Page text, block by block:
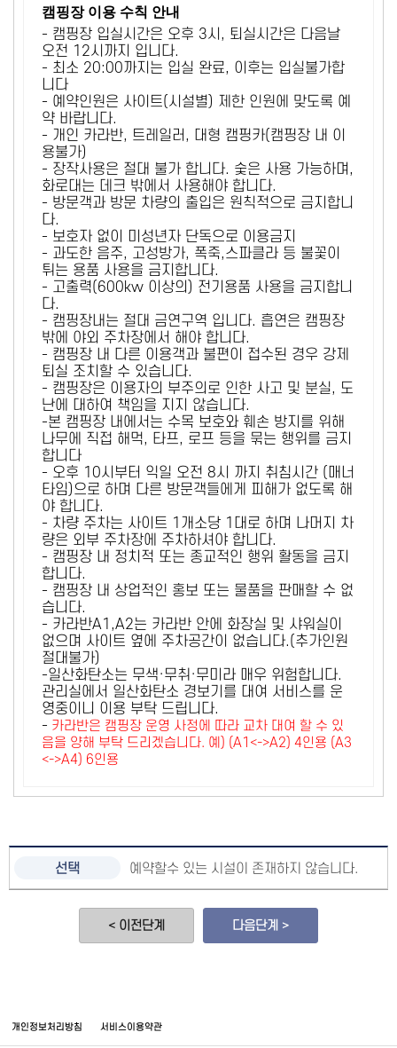
캠핑장 이용 수칙 안내
- 캠핑장 입실시간은 오후 3시, 퇴실시간은 다음날
오전 12시까지 입니다.
- 최소 20:00까지는 입실 완료, 이후는 입실불가합
니다
- 예약인원은 사이트(시설별) 제한 인원에 맞도록 예
약 바랍니다.
- 개인 카라반, 트레일러, 대형 캠핑카(캠핑장 내 이
용불가)
- 장작사용은 절대 불가 합니다. 숯은 사용 가능하며,
화로대는 데크 밖에서 사용해야 합니다.
- 방문객과 방문 차량의 출입은 원칙적으로 금지합니
다.
- 보호자 없이 미성년자 단독으로 이용금지
- 과도한 음주, 고성방가, 폭죽,스파클라 등 불꽃이
튀는 용품 사용을 금지합니다.
- 고출력(600kw 이상의) 전기용품 사용을 금지합니
다.
- 캠핑장내는 절대 금연구역 입니다. 흡연은 캠핑장
밖에 야외 주차장에서 해야 합니다.
- 캠핑장 내 다른 이용객과 불편이 접수된 경우 강제
퇴실 조치할 수 있습니다.
- 캠핑장은 이용자의 부주의로 인한 사고 및 분실, 도
난에 대하여 책임을 지지 않습니다.
-본 캠핑장 내에서는 수목 보호와 훼손 방지를 위해
나무에 직접 해먹, 타프, 로프 등을 묶는 행위를 금지
합니다
- 오후 10시부터 익일 오전 8시 까지 취침시간 (매너
타임)으로 하며 다른 방문객들에게 피해가 없도록 해
야 합니다.
- 차량 주차는 사이트 1개소당 1대로 하며 나머지 차
량은 외부 주차장에 주차하셔야 합니다.
- 캠핑장 내 정치적 또는 종교적인 행위 활동을 금지
합니다.
- 캠핑장 내 상업적인 홍보 또는 물품을 판매할 수 없
습니다.
- 카라반A1,A2는 카라반 안에 화장실 및 샤워실이
없으며 사이트 옆에 주차공간이 없습니다.(추가인원
절대불가)
-일산화탄소는 무색·무취·무미라 매우 위험합니다.
관리실에서 일산화탄소 경보기를 대여 서비스를 운
영중이니 이용 부탁 드립니다.
- 카라반은 캠핑장 운영 사정에 따라 교차 대여 할 수 있
음을 양해 부탁 드리겠습니다. 예) (A1<->A2) 4인용 (A3
<->A4) 6인용
예약할수 있는 시설이 존재하지 않습니다.
< 이전단계 다음단계 >
개인정보처리방침 서비스이용약관